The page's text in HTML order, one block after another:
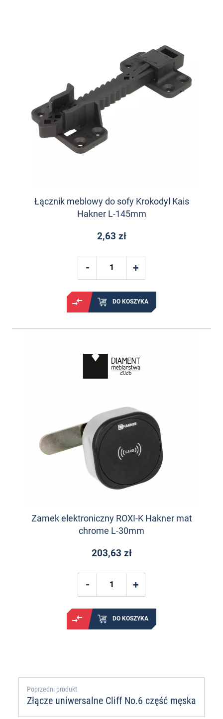
Łącznik meblowy do sofy Krokodyl Kais
Hakner L-145mm
2,63 zł
DO KOSZYKA
Zamek elektroniczny ROXI-K Hakner mat
chrome L-30mm
203,63 zł
DO KOSZYKA
Poprzedni produkt
Złącze uniwersalne Cliff No.6 część męska